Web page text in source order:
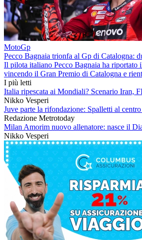
MotoGp
Pecco Bagnaia trionfa al Gp di Catalogna:
Il pilota italiano Pecco Bagnaia ha riportato
vincendo il Gran Premio di Catalogna e
I più letti
Italia ripescata ai Mondiali? Scenario Iran,
Nikko Vesperi
Juve parte la rifondazione: Spalletti al
Redazione Metrotoday
Milan Amorim nuovo allenatore: nasce il
Nikko Vesperi